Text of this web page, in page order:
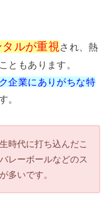
ルが重視 され、熱
ともあります。
企業にありがちな特
。
時代に打ち込んだこ
レーボールなどのス
多いです。